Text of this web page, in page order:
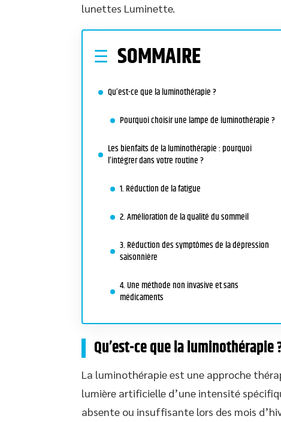
lunettes Luminette.
SOMMAIRE
Qu’est-ce que la luminothérapie ?
Pourquoi choisir une lampe de luminothérapie ?
Les bienfaits de la luminothérapie : pourquoi
l’intégrer dans votre routine ?
1. Réduction de la fatigue
2. Amélioration de la qualité du sommeil
3. Réduction des symptômes de la dépression
saisonnière
4. Une méthode non invasive et sans
médicaments
Qu’est-ce que la luminothérapie
La luminothérapie est une approche
lumière artificielle d’une intensité
absente ou insuffisante lors des mois